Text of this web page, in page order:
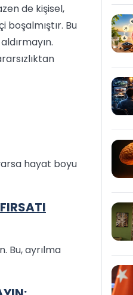
de kişisel,
Bu
hayat boyu
Bu, ayrılma